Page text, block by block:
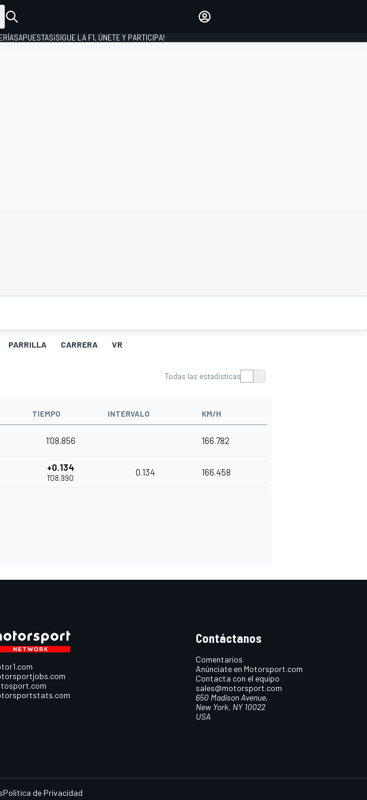
APUESTAS¡SIGUE LA F1, ÚNETE Y PARTICIPA!
PARRILLA CARRERA VR
Todas las estadísticas
TIEMPO INTERVALO KM/H
1'08.856 166.782
+0.134
1'08.990
0.134 166.458
Contáctanos
Comentarios
Anúnciate en Motorsport.com
Contacta con el equipo
sales@motorsport.com
650 Madison Avenue,
New York, NY 10022
USA
Política de Privacidad